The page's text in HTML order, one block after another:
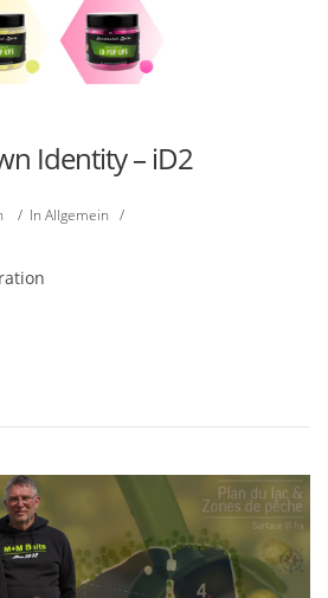
Identity – iD2
/ In Allgemein /